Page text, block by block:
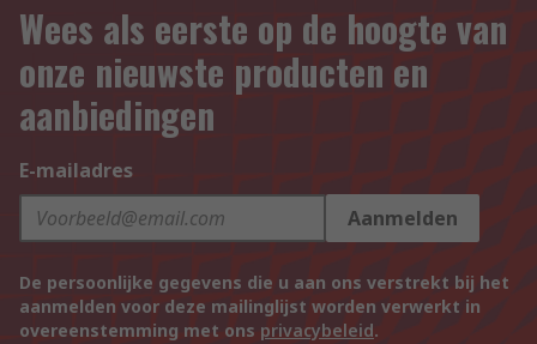
Wees als eerste op de hoogte van
onze nieuwste producten en
aanbiedingen
E-mailadres
Aanmelden
De persoonlijke gegevens die u aan ons verstrekt bij het
aanmelden voor deze mailinglijst worden verwerkt in
overeenstemming met ons privacybeleid.